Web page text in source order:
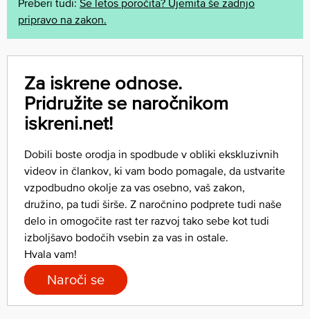
Preberi tudi: Se letos poročita? Ujemita še zadnjo
pripravo na zakon.
Za iskrene odnose.
Pridružite se naročnikom
iskreni.net!
Dobili boste orodja in spodbude v obliki ekskluzivnih
videov in člankov, ki vam bodo pomagale, da ustvarite
vzpodbudno okolje za vas osebno, vaš zakon,
družino, pa tudi širše. Z naročnino podprete tudi naše
delo in omogočite rast ter razvoj tako sebe kot tudi
izboljšavo bodočih vsebin za vas in ostale.
Hvala vam!
Naroči se